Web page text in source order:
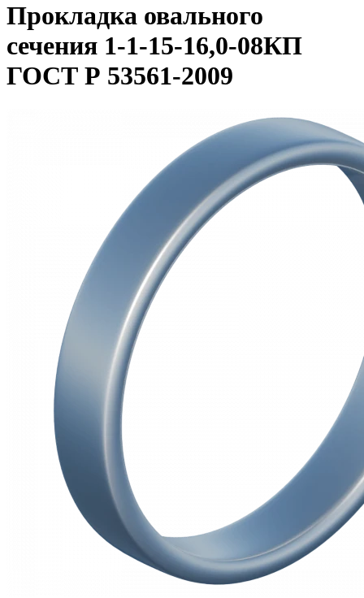
Прокладка овального
сечения 1-1-15-16,0-08КП
ГОСТ Р 53561-2009